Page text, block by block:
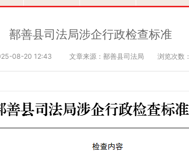
鄯善县司法局涉企行政检查标准
08-20 12:43 文章来源：鄯善县司法局 浏览次数：